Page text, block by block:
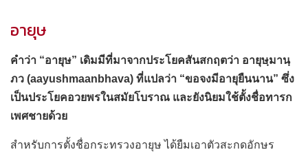
อายุษ
คำว่า “อายุษ” เดิมมีที่มาจากประโยคสันสกฤตว่า อายุษฺมานฺ
ภว (aayushmaanbhava) ที่แปลว่า “ขอจงมีอายุยืนนาน” ซึ่ง
เป็นประโยคอวยพรในสมัยโบราณ และยังนิยมใช้ตั้งชื่อทารก
เพศชายด้วย
สำหรับการตั้งชื่อกระทรวงอายุษ ได้ยืมเอาตัวสะกดอักษร